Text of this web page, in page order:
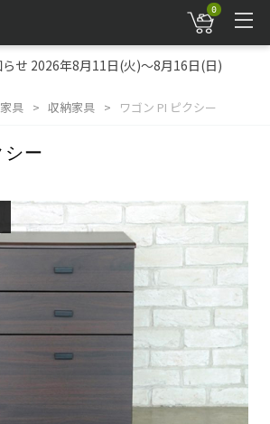
0
せ 2026年8月11日(火)～8月16日(日)
具 収納家具 ワゴン PI ピクシー
ー